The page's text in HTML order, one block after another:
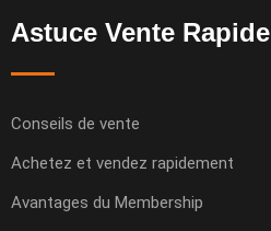
Astuce Vente Rapide
Conseils de vente
Achetez et vendez rapidement
Avantages du Membership